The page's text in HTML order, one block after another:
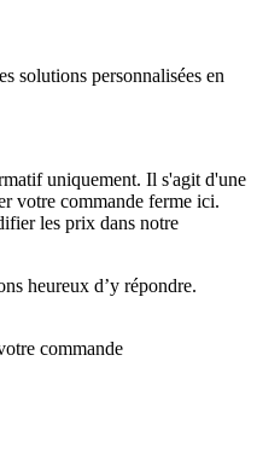
solutions personnalisées en
uniquement. Il s'agit d'une
votre commande ferme ici.
les prix dans notre
heureux d’y répondre.
commande